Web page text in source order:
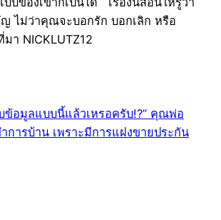
ไม่ว่าคุณจะบอกรัก บอกเลิก หรือ
า NICKLUTZ12